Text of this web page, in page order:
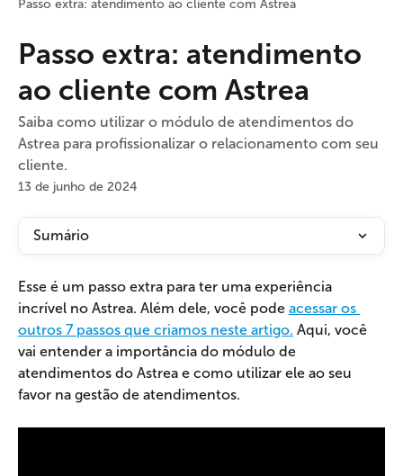
Passo extra: atendimento ao cliente com Astrea
Passo extra: atendimento
ao cliente com Astrea
Saiba como utilizar o módulo de atendimentos do
Astrea para profissionalizar o relacionamento com seu
cliente.
13 de junho de 2024
Sumário
Esse é um passo extra para ter uma experiência
incrível no Astrea. Além dele, você pode acessar os
outros 7 passos que criamos neste artigo. Aqui, você
vai entender a importância do módulo de
atendimentos do Astrea e como utilizar ele ao seu
favor na gestão de atendimentos.